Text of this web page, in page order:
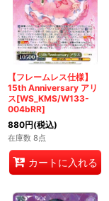
【フレームレス仕様】
15th Anniversary アリ
ス[WS_KMS/W133-
004bRR]
880円(税込)
在庫数 8点
カートに入れる